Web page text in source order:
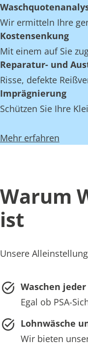
Wir ermitteln Ihre
Kostensenkung
Mit einem auf Sie
Reparatur- und
Risse, defekte
Imprägnierung
Schützen Sie Ihre
Mehr erfahren
Warum
ist
Unsere
Waschen
Egal ob PSA-
Lohnwäsche
Wir bieten